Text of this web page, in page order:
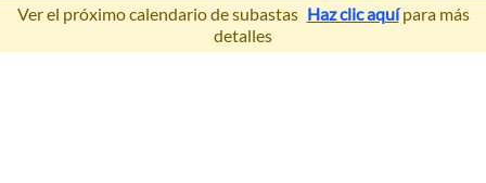
×
Ver el próximo calendario de subastas Haz clic aquípara más
detalles